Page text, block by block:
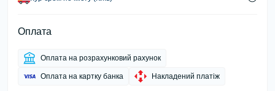
Оплата
Оплата на розрахунковий рахунок
Оплата на картку банка Накладений платіж